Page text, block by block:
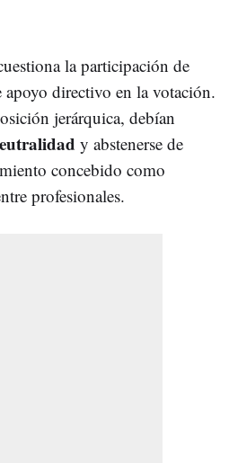
la participación de
directivo en la votación.
jerárquica, debían
y abstenerse de
concebido como
profesionales.